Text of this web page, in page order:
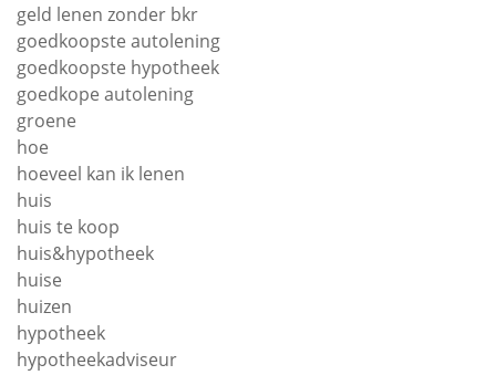
geld lenen zonder bkr
goedkoopste autolening
goedkoopste hypotheek
goedkope autolening
groene
hoe
hoeveel kan ik lenen
huis
huis te koop
huis&hypotheek
huise
huizen
hypotheek
hypotheekadviseur